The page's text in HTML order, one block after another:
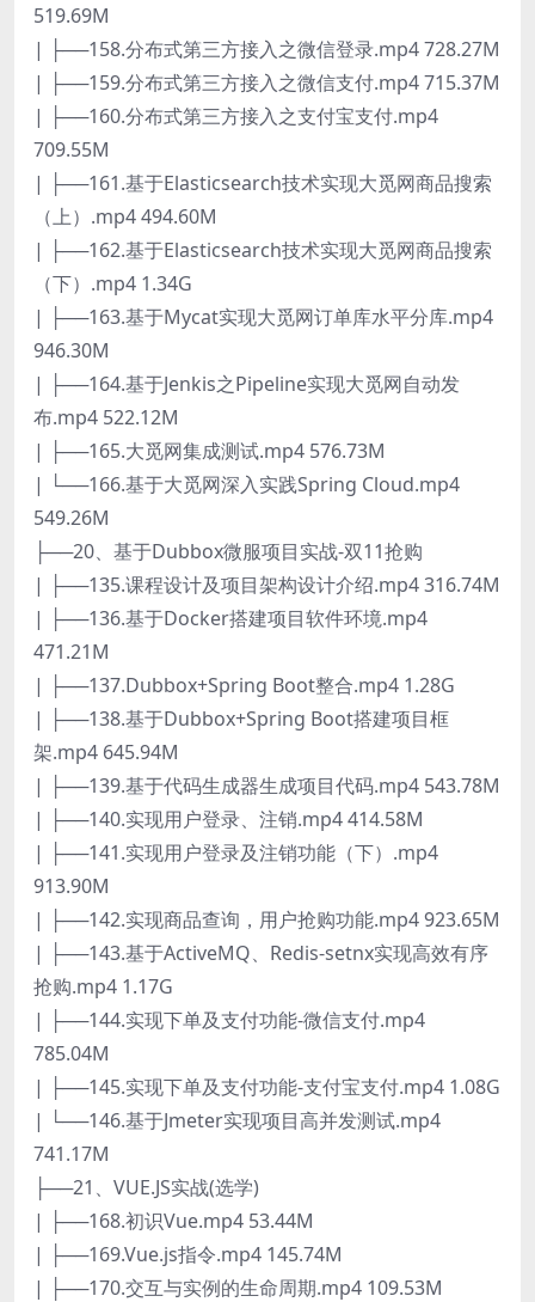
519.69M
| ├──158.分布式第三方接入之微信登录.mp4 728.27M
| ├──159.分布式第三方接入之微信支付.mp4 715.37M
| ├──160.分布式第三方接入之支付宝支付.mp4
709.55M
| ├──161.基于Elasticsearch技术实现大觅网商品搜索
（上）.mp4 494.60M
| ├──162.基于Elasticsearch技术实现大觅网商品搜索
（下）.mp4 1.34G
| ├──163.基于Mycat实现大觅网订单库水平分库.mp4
946.30M
| ├──164.基于Jenkis之Pipeline实现大觅网自动发
布.mp4 522.12M
| ├──165.大觅网集成测试.mp4 576.73M
| └──166.基于大觅网深入实践Spring Cloud.mp4
549.26M
├──20、基于Dubbox微服项目实战-双11抢购
| ├──135.课程设计及项目架构设计介绍.mp4 316.74M
| ├──136.基于Docker搭建项目软件环境.mp4
471.21M
| ├──137.Dubbox+Spring Boot整合.mp4 1.28G
| ├──138.基于Dubbox+Spring Boot搭建项目框
架.mp4 645.94M
| ├──139.基于代码生成器生成项目代码.mp4 543.78M
| ├──140.实现用户登录、注销.mp4 414.58M
| ├──141.实现用户登录及注销功能（下）.mp4
913.90M
| ├──142.实现商品查询，用户抢购功能.mp4 923.65M
| ├──143.基于ActiveMQ、Redis-setnx实现高效有序
抢购.mp4 1.17G
| ├──144.实现下单及支付功能-微信支付.mp4
785.04M
| ├──145.实现下单及支付功能-支付宝支付.mp4 1.08G
| └──146.基于Jmeter实现项目高并发测试.mp4
741.17M
├──21、VUE.JS实战(选学)
| ├──168.初识Vue.mp4 53.44M
| ├──169.Vue.js指令.mp4 145.74M
| ├──170.交互与实例的生命周期.mp4 109.53M